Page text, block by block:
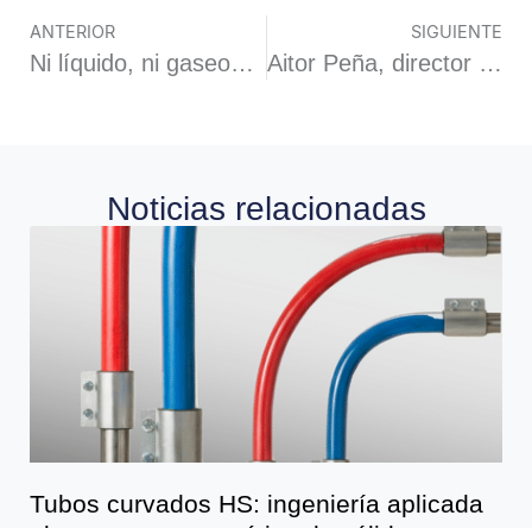
ANTERIOR
Ni líquido, ni gaseoso, ni sólido: descubren un nuevo estado desconocido de la materia
SIGUIENTE
Aitor Peña, director técnico de HAIZETEK «Soy un poco escéptico sobre la aplicación de la IA, ya que mi trabajo requiere de un factor humano intuitivo que a día de hoy no se puede replicar mediante IA»
Noticias relacionadas
Tubos curvados HS: ingeniería aplicada